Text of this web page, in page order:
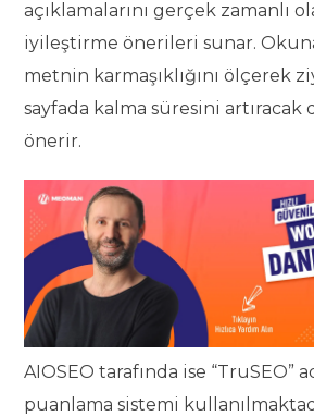
açıklamalarını gerçek zamanlı
iyileştirme önerileri sunar.
metnin karmaşıklığını ölçerek
sayfada kalma süresini
önerir.
AIOSEO tarafında ise “TruSEO”
puanlama sistemi